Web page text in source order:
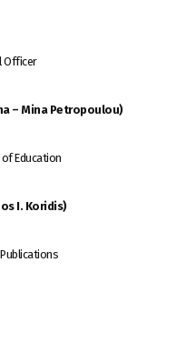
Officer
– Mina Petropoulou)
of Education
I. Koridis)